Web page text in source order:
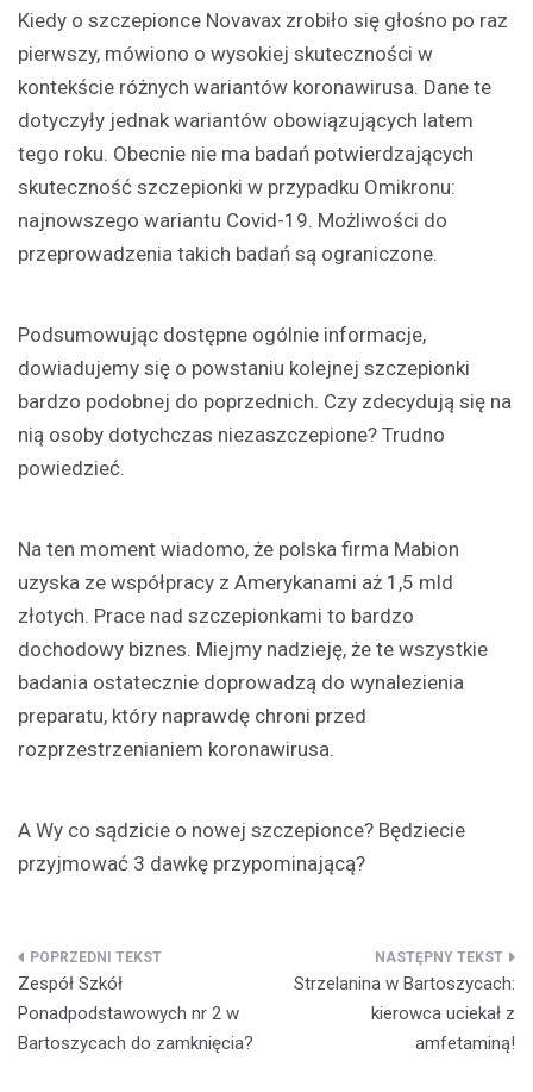
Kiedy o szczepionce Novavax zrobiło się głośno po raz
pierwszy, mówiono o wysokiej skuteczności w
kontekście różnych wariantów koronawirusa. Dane te
dotyczyły jednak wariantów obowiązujących latem
tego roku. Obecnie nie ma badań potwierdzających
skuteczność szczepionki w przypadku Omikronu:
najnowszego wariantu Covid-19. Możliwości do
przeprowadzenia takich badań są ograniczone.
Podsumowując dostępne ogólnie informacje,
dowiadujemy się o powstaniu kolejnej szczepionki
bardzo podobnej do poprzednich. Czy zdecydują się na
nią osoby dotychczas niezaszczepione? Trudno
powiedzieć.
Na ten moment wiadomo, że polska firma Mabion
uzyska ze współpracy z Amerykanami aż 1,5 mld
złotych. Prace nad szczepionkami to bardzo
dochodowy biznes. Miejmy nadzieję, że te wszystkie
badania ostatecznie doprowadzą do wynalezienia
preparatu, który naprawdę chroni przed
rozprzestrzenianiem koronawirusa.
A Wy co sądzicie o nowej szczepionce? Będziecie
przyjmować 3 dawkę przypominającą?
Nawigacja
wpisu
Zespół Szkół
Ponadpodstawowych nr 2 w
Bartoszycach do zamknięcia?
Strzelanina w Bartoszycach:
kierowca uciekał z
amfetaminą!